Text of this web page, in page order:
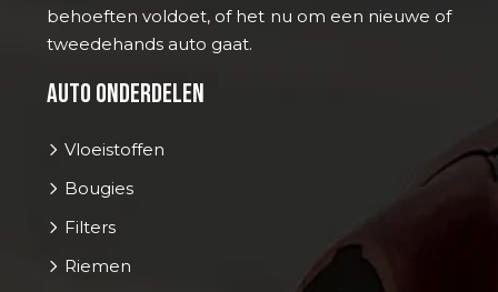
behoeften voldoet, of het nu om een nieuwe of
tweedehands auto gaat.
Auto onderdelen
Vloeistoffen
Bougies
Filters
Riemen